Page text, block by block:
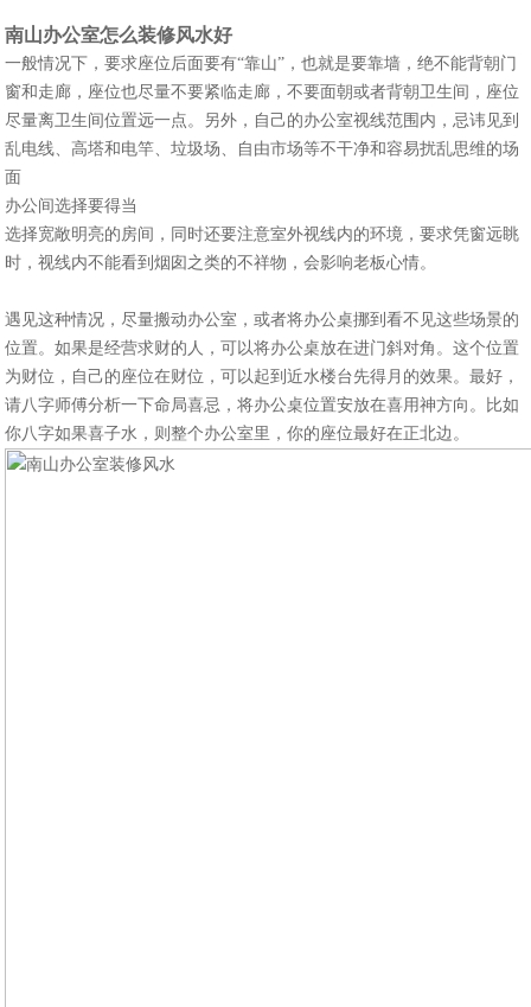
南山办公室怎么装修风水好
一般情况下，要求座位后面要有“靠山”，也就是要靠墙，绝不能背朝门
窗和走廊，座位也尽量不要紧临走廊，不要面朝或者背朝卫生间，座位
尽量离卫生间位置远一点。另外，自己的办公室视线范围内，忌讳见到
乱电线、高塔和电竿、垃圾场、自由市场等不干净和容易扰乱思维的场
面
办公间选择要得当
选择宽敞明亮的房间，同时还要注意室外视线内的环境，要求凭窗远眺
时，视线内不能看到烟囱之类的不祥物，会影响老板心情。
遇见这种情况，尽量搬动办公室，或者将办公桌挪到看不见这些场景的
位置。如果是经营求财的人，可以将办公桌放在进门斜对角。这个位置
为财位，自己的座位在财位，可以起到近水楼台先得月的效果。最好，
请八字师傅分析一下命局喜忌，将办公桌位置安放在喜用神方向。比如
你八字如果喜子水，则整个办公室里，你的座位最好在正北边。